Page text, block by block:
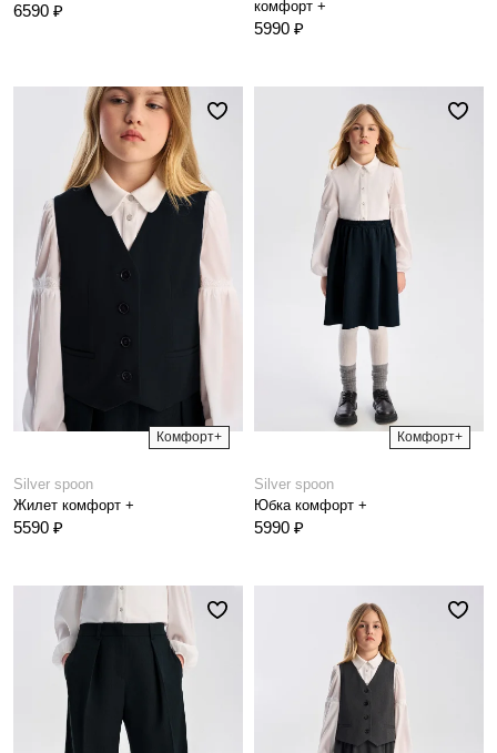
6590 ₽ комфорт +
5990 ₽
Комфорт+
Silver spoon
Жилет комфорт +
5590 ₽
Комфорт+
Silver spoon
Юбка комфорт +
5990 ₽